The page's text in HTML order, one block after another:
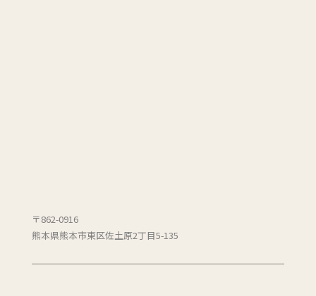
〒862-0916
熊本県熊本市東区佐土原2丁目5-135